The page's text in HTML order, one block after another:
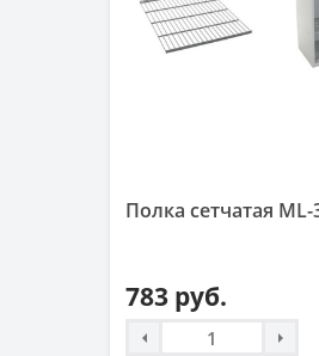
Полка сетчатая ML-
783 руб.